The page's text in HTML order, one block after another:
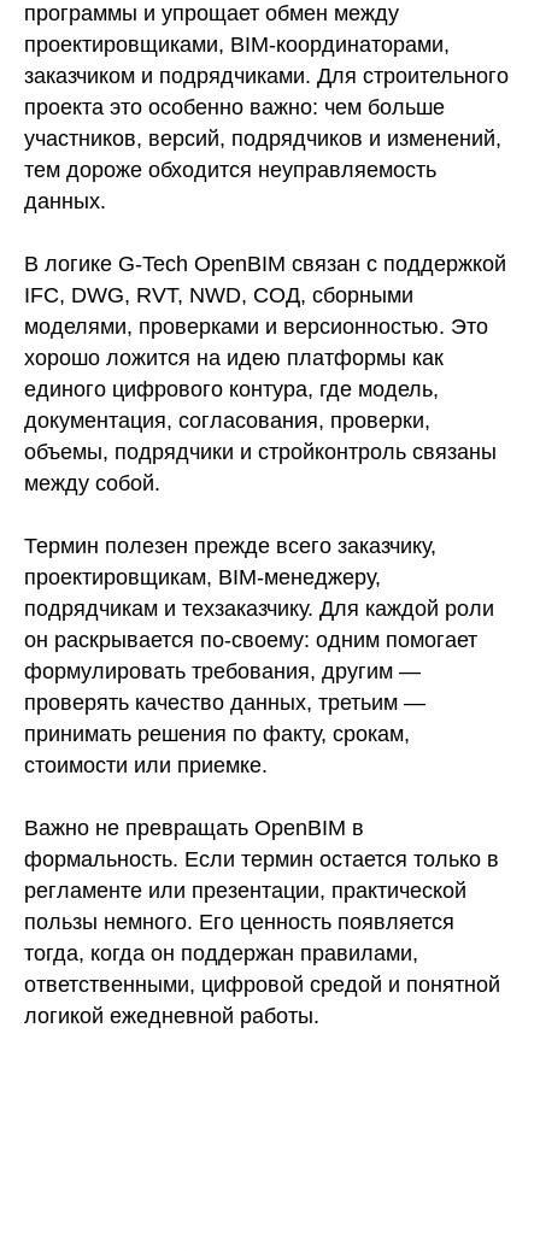
программы и упрощает обмен между
проектировщиками, BIM-координаторами,
заказчиком и подрядчиками. Для строительного
проекта это особенно важно: чем больше
участников, версий, подрядчиков и изменений,
тем дороже обходится неуправляемость
данных.
В логике G-Tech OpenBIM связан с поддержкой
IFC, DWG, RVT, NWD, СОД, сборными
моделями, проверками и версионностью. Это
хорошо ложится на идею платформы как
единого цифрового контура, где модель,
документация, согласования, проверки,
объемы, подрядчики и стройконтроль связаны
между собой.
Термин полезен прежде всего заказчику,
проектировщикам, BIM-менеджеру,
подрядчикам и техзаказчику. Для каждой роли
он раскрывается по-своему: одним помогает
формулировать требования, другим —
проверять качество данных, третьим —
принимать решения по факту, срокам,
стоимости или приемке.
Важно не превращать OpenBIM в
формальность. Если термин остается только в
регламенте или презентации, практической
пользы немного. Его ценность появляется
тогда, когда он поддержан правилами,
ответственными, цифровой средой и понятной
логикой ежедневной работы.